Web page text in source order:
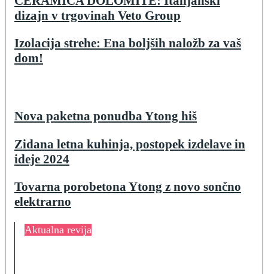
dizajn v trgovinah Veto Group
Izolacija strehe: Ena boljših naložb za vaš
dom!
Nova paketna ponudba Ytong hiš
Zidana letna kuhinja, postopek izdelave in
ideje 2024
Tovarna porobetona Ytong z novo sončno
elektrarno
Aktualna revija